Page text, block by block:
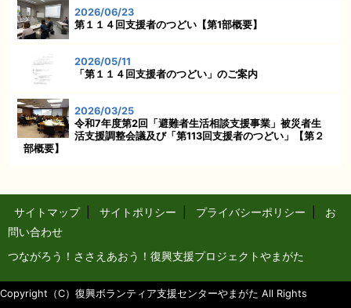
2026/06/23
第１１４回支援者のつどい【第1部概要】
2026/05/11
「第１１４回支援者のつどい」のご案内
2026/03/25
令和7年度第2回「避難者生活相談支援事業」被災者生
活支援調整会議及び「第113回支援者のつどい」【第２
部概要】
サイトマップ サイトポリシー プライバシーポリシー
お
問い合わせ
つながろう！ささえあおう！復興支援プロジェクトやまがた
Copyright（C）復興ボランティア支援センターやまがた All Rights